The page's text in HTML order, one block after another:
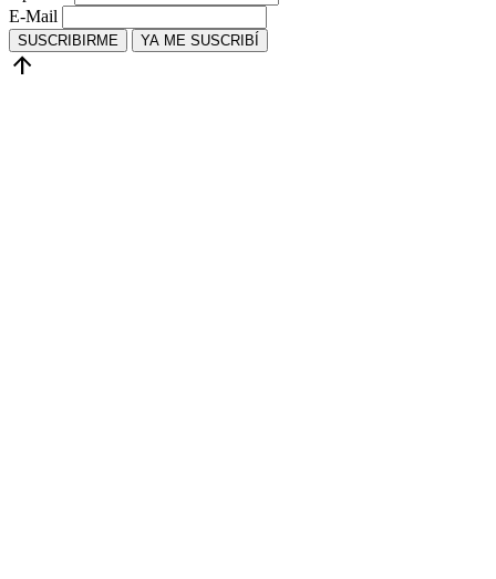
E-Mail
SUSCRIBIRME YA ME SUSCRIBÍ
arrow_upward